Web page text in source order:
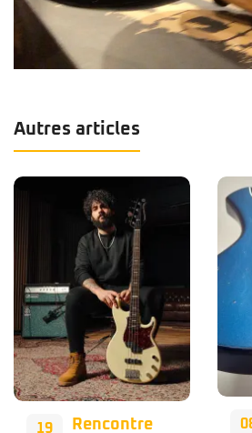
Autres articles
08
Occasion –